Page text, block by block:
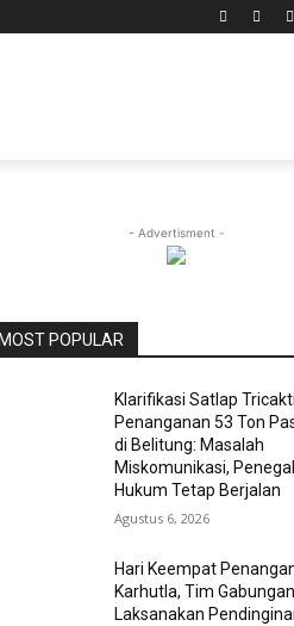
- Advertisment -
MOST POPULAR
Klarifikasi Satlap
Penanganan 53 Ton
di Belitung: Masalah
Miskomunikasi,
Hukum Tetap Berjalan
Agustus 6, 2026
Hari Keempat
Karhutla, Tim
Laksanakan